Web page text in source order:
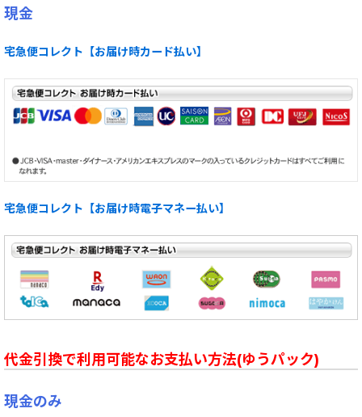
現金
宅急便コレクト【お届け時カード払い】
宅急便コレクト【お届け時電子マネー払い】
代金引換で利用可能なお支払い方法(ゆうパック)
現金のみ